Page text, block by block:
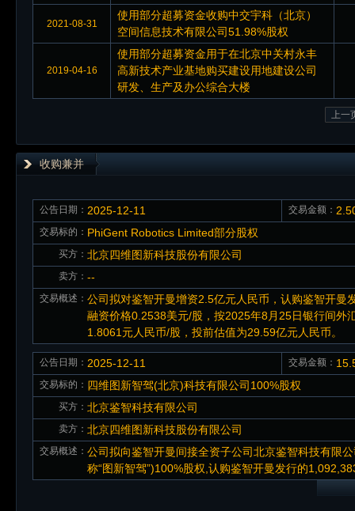
2021-08-31
使用部分超募资金收购中交宇科（北京）
空间信息技术有限公司51.98%股权
2019-04-16
使用部分超募资金用于在北京中关村永丰
高新技术产业基地购买建设用地建设公司
研发、生产及办公综合大楼
上一
收购兼并
公告日期： 2025-12-11 交易金额：
交易标的： PhiGent Robotics Limited部分股权
买方： 北京四维图新科技股份有限公司
卖方： --
交易概述： 公司拟对鉴智开曼增资2.5亿元人民币，认购鉴智开
融资价格0.2538美元/股，按2025年8月25日银行间外
1.8061元人民币/股，投前估值为29.59亿元人民币。
公告日期： 2025-12-11 交易金额：
交易标的： 四维图新智驾(北京)科技有限公司100%股权
买方： 北京鉴智科技有限公司
卖方： 北京四维图新科技股份有限公司
交易概述： 公司拟向鉴智开曼间接全资子公司北京鉴智科技有限
称“图新智驾”)100%股权,认购鉴智开曼发行的